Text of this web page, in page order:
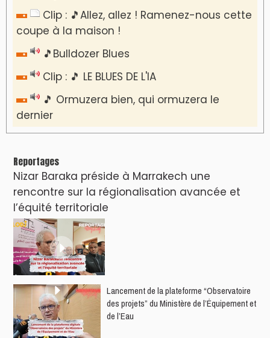
Clip : 🎵Allez, allez ! Ramenez-nous cette
coupe à la maison !
🎵Bulldozer Blues
Clip : 🎵 LE BLUES DE L'IA
🎵 Ormuzera bien, qui ormuzera le
dernier
Reportages
Nizar Baraka préside à Marrakech une
rencontre sur la régionalisation avancée et
l’équité territoriale
​Lancement de la plateforme “Observatoire
des projets” du Ministère de l’Équipement et
de l’Eau